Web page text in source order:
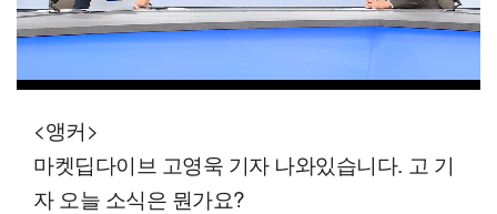
<앵커>
마켓딥다이브 고영욱 기자 나와있습니다. 고 기
자 오늘 소식은 뭔가요?